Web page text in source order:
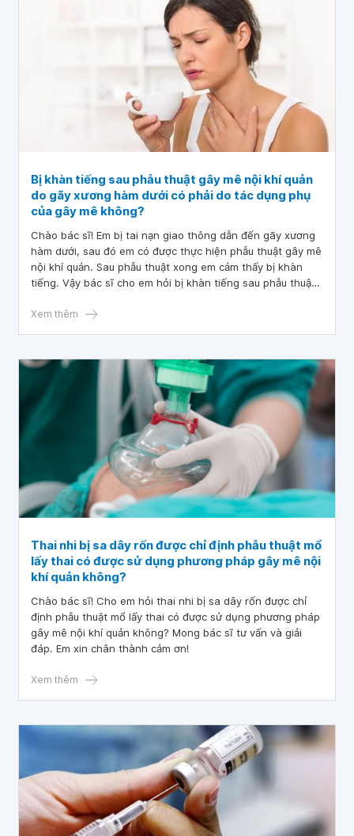
giãn cách trong thời gian bao lâu là hợp lý ạ? Mong bác sĩ
tư vấn và giải đáp. Em xin chân thành cảm ơn!
Bị khàn tiếng sau phẫu thuật gây mê nội khí quản
do gãy xương hàm dưới có phải do tác dụng phụ
của gây mê không?
Chào bác sĩ! Em bị tai nạn giao thông dẫn đến gãy xương
hàm dưới, sau đó em có được thực hiện phẫu thuật gây mê
nội khí quản. Sau phẫu thuật xong em cảm thấy bị khàn
tiếng. Vậy bác sĩ cho em hỏi bị khàn tiếng sau phẫu thuật
dụng phụ của gây mê không? Tình trạng như vậy có bình
Xem thêm
Thai nhi bị sa dây rốn được chỉ định phẫu thuật mổ
lấy thai có được sử dụng phương pháp gây mê nội
khí quản không?
Chào bác sĩ! Cho em hỏi thai nhi bị sa dây rốn được chỉ
định phẫu thuật mổ lấy thai có được sử dụng phương pháp
gây mê nội khí quản không? Mong bác sĩ tư vấn và giải
đáp. Em xin chân thành cảm ơn!
Xem thêm